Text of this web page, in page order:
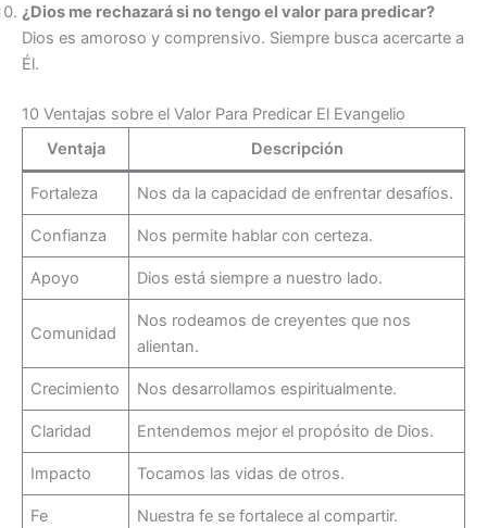
¿Dios me rechazará si no tengo el valor para predicar?
Dios es amoroso y comprensivo. Siempre busca acercarte a
Él.
10 Ventajas sobre el Valor Para Predicar El Evangelio
Ventaja
Descripción
Fortaleza Nos da la capacidad de enfrentar desafíos.
Confianza Nos permite hablar con certeza.
Apoyo Dios está siempre a nuestro lado.
Comunidad
Nos rodeamos de creyentes que nos
alientan.
Crecimiento Nos desarrollamos espiritualmente.
Claridad Entendemos mejor el propósito de Dios.
Impacto Tocamos las vidas de otros.
Fe Nuestra fe se fortalece al compartir.